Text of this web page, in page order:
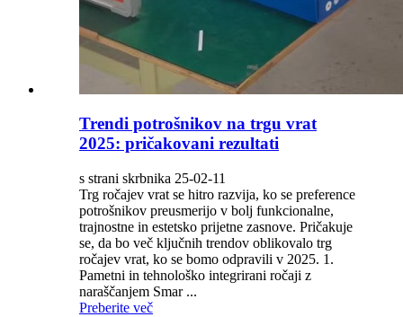
Trendi potrošnikov na trgu vrat
2025: pričakovani rezultati
s strani skrbnika 25-02-11
Trg ročajev vrat se hitro razvija, ko se preference
potrošnikov preusmerijo v bolj funkcionalne,
trajnostne in estetsko prijetne zasnove. Pričakuje
se, da bo več ključnih trendov oblikovalo trg
ročajev vrat, ko se bomo odpravili v 2025. 1.
Pametni in tehnološko integrirani ročaji z
naraščanjem Smar ...
Preberite več